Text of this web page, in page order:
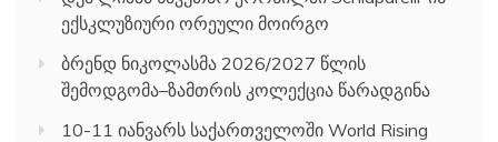
ექსკლუზიური ორეული მოირგო
ბრენდ ნიკოლასმა 2026/2027 წლის
შემოდგომა–ზამთრის კოლექცია წარადგინა
10-11 იანვარს საქართველოში World Rising